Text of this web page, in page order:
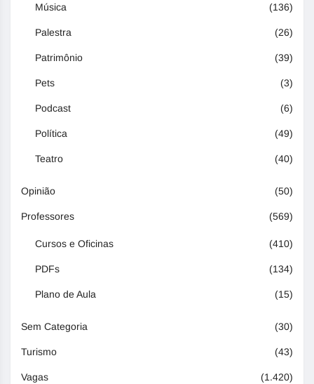
Música (136)
Palestra (26)
Patrimônio (39)
Pets (3)
Podcast (6)
Política (49)
Teatro (40)
Opinião (50)
Professores (569)
Cursos e Oficinas (410)
PDFs (134)
Plano de Aula (15)
Sem Categoria (30)
Turismo (43)
Vagas (1.420)